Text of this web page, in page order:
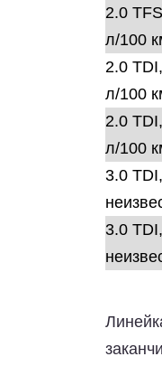
2.0
л/100
2.0 TDI
л/100
2.0 TDI
л/100
3.0 TDI
3.0 TDI